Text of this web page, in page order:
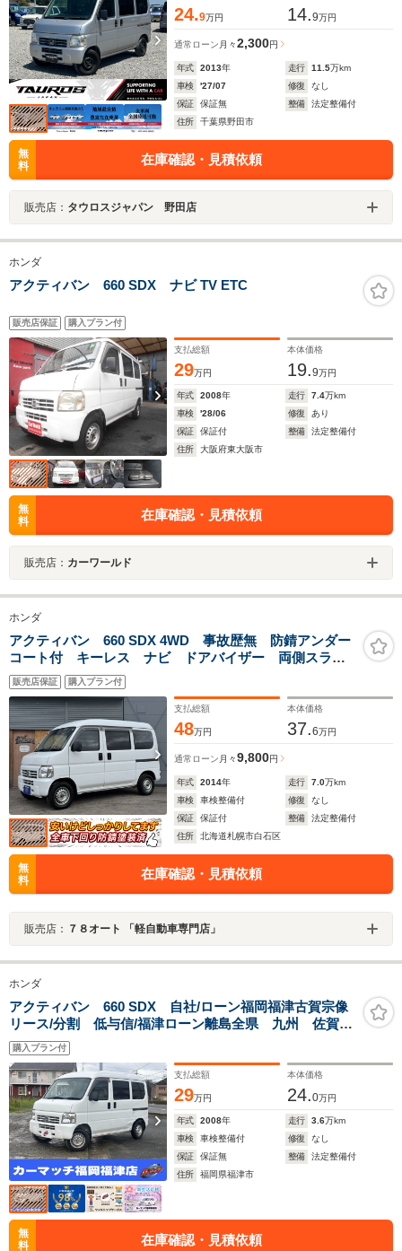
24.9万円 14.9万円
通常ローン 月々2,300円
年式 2013年 走行 11.5万km
車検
'27/07 修復
なし
保証
保証無 整備
法定整備付
住所
千葉県野田市
無
料
在庫確認・見積依頼
販売店： タウロスジャパン 野田店
ホンダ
アクティバン 660 SDX ナビ TV ETC
販売店保証 購入プラン付
支払総額
29万円
本体価格
19.9万円
年式 2008年 走行 7.4万km
車検
'28/06 修復
あり
保証
保証付 整備
法定整備付
住所
大阪府東大阪市
無
料
在庫確認・見積依頼
販売店： カーワールド
ホンダ
アクティバン 660 SDX 4WD 事故歴無 防錆アンダー
コート付 キーレス ナビ ドアバイザー 両側スライ
ドドア
販売店保証 購入プラン付
支払総額
48万円
本体価格
37.6万円
通常ローン 月々9,800円
年式 2014年 走行 7.0万km
車検
車検整備付 修復
なし
保証
保証付 整備
法定整備付
住所
北海道札幌市白石区
無
料
在庫確認・見積依頼
販売店： ７８オート 「軽自動車専門店」
ホンダ
アクティバン 660 SDX 自社/ローン福岡福津古賀宗像
リース/分割 低与信/福津ローン離島全県 九州 佐賀
鳥栖 大分 福岡市 東区 新宮 糟屋 和白 津屋
崎 奴山 債務整理後 生活サポート 中古車 中古車
販売 中古 黒ナンバー
購入プラン付
支払総額
29万円
本体価格
24.0万円
年式 2008年 走行 3.6万km
車検
車検整備付 修復
なし
保証
保証無 整備
法定整備付
住所
福岡県福津市
無
料
在庫確認・見積依頼